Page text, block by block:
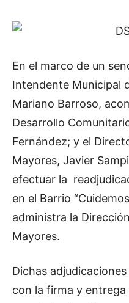
En el marco de un
Intendente Municipal
Mariano Barroso,
Desarrollo
Fernández; y el
Mayores, Javier
efectuar la
en el Barrio
administra la
Mayores.
Dichas
con la firma y